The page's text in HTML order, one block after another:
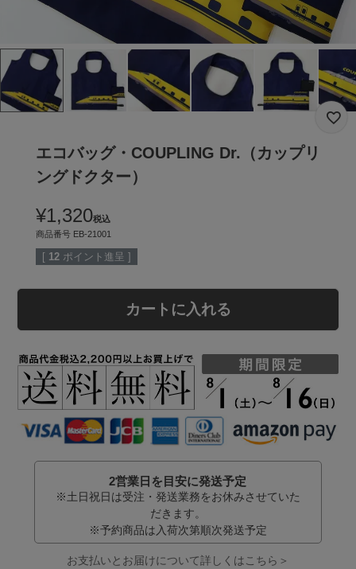
エコバッグ・COUPLING Dr.（カップリ
ングドクター）
¥1,320税込
商品番号 EB-21001
[ 12 ポイント進呈 ]
カートに入れる
2営業日を目安に発送予定
※土日祝日は受注・発送業務をお休みさせていた
だきます。
※予約商品は入荷次第順次発送予定
お支払いとお届けについて詳しくはこちら＞